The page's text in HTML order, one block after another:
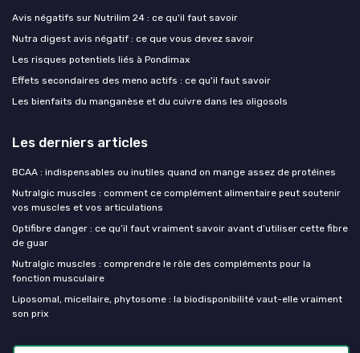
Avis négatifs sur Nutrilim 24 : ce qu'il faut savoir
Nutra digest avis négatif : ce que vous devez savoir
Les risques potentiels liés à Pondimax
Effets secondaires des meno actifs : ce qu'il faut savoir
Les bienfaits du manganèse et du cuivre dans les oligosols
Les derniers articles
BCAA : indispensables ou inutiles quand on mange assez de protéines
Nutralgic muscles : comment ce complément alimentaire peut soutenir
vos muscles et vos articulations
Optifibre danger : ce qu’il faut vraiment savoir avant d’utiliser cette fibre
de guar
Nutralgic muscles : comprendre le rôle des compléments pour la
fonction musculaire
Liposomal, micellaire, phytosome : la biodisponibilité vaut-elle vraiment
son prix